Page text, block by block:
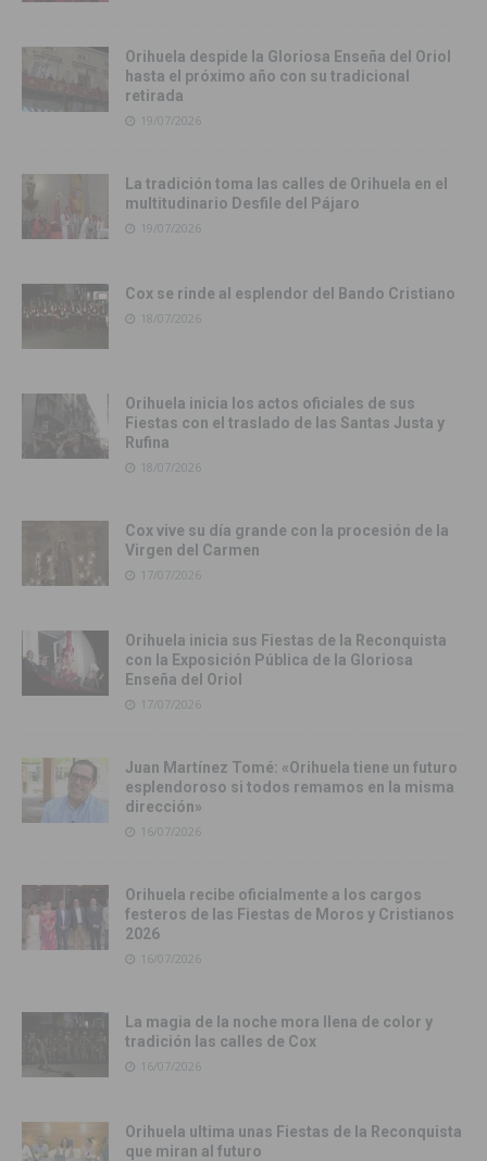
Orihuela despide la Gloriosa Enseña del Oriol
hasta el próximo año con su tradicional
retirada
19/07/2026
La tradición toma las calles de Orihuela en el
multitudinario Desfile del Pájaro
19/07/2026
Cox se rinde al esplendor del Bando Cristiano
18/07/2026
Orihuela inicia los actos oficiales de sus
Fiestas con el traslado de las Santas Justa y
Rufina
18/07/2026
Cox vive su día grande con la procesión de la
Virgen del Carmen
17/07/2026
Orihuela inicia sus Fiestas de la Reconquista
con la Exposición Pública de la Gloriosa
Enseña del Oriol
17/07/2026
Juan Martínez Tomé: «Orihuela tiene un futuro
esplendoroso si todos remamos en la misma
dirección»
16/07/2026
Orihuela recibe oficialmente a los cargos
festeros de las Fiestas de Moros y Cristianos
2026
16/07/2026
La magia de la noche mora llena de color y
tradición las calles de Cox
16/07/2026
Orihuela ultima unas Fiestas de la Reconquista
que miran al futuro